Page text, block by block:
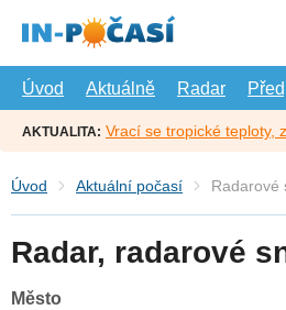
hlavní
Úvod
Aktuálně Radar
AKTUALITA: Vrací se tropické teploty,
Úvod Aktuální počasí Radarové
Radar, radarové
Město